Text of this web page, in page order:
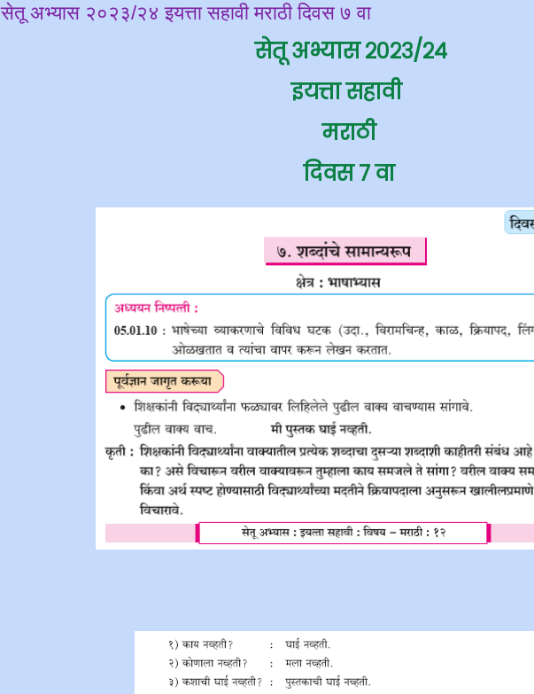
सेतू अभ्यास २०२३/२४ इयत्ता सहावी मराठी दिवस ७ वा
सेतू अभ्यास २०२३/२४
इयत्ता सहावी
मराठी
दिवस ७ वा